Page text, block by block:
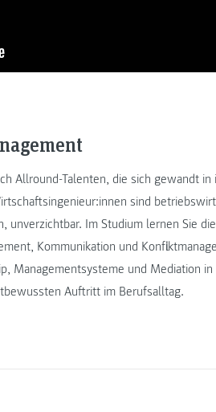
Allround-Talenten, die sich gewandt in
sind
unverzichtbar. Im Studium lernen Sie
Kommunikation und
Managementsysteme und Mediation
Auftritt im Berufsalltag.